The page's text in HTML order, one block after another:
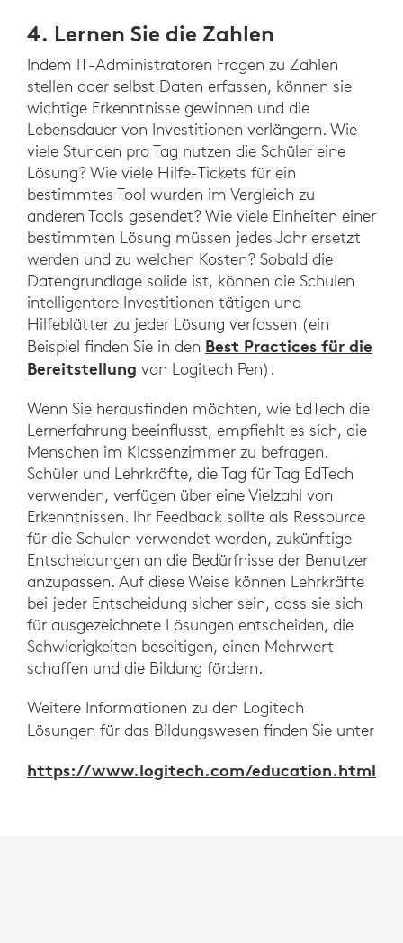
4. Lernen Sie die Zahlen
Indem IT-Administratoren Fragen zu Zahlen
stellen oder selbst Daten erfassen, können sie
wichtige Erkenntnisse gewinnen und die
Lebensdauer von Investitionen verlängern. Wie
viele Stunden pro Tag nutzen die Schüler eine
Lösung? Wie viele Hilfe-Tickets für ein
bestimmtes Tool wurden im Vergleich zu
anderen Tools gesendet? Wie viele Einheiten einer
bestimmten Lösung müssen jedes Jahr ersetzt
werden und zu welchen Kosten? Sobald die
Datengrundlage solide ist, können die Schulen
intelligentere Investitionen tätigen und
Hilfeblätter zu jeder Lösung verfassen (ein
Beispiel finden Sie in den Best Practices für die
Bereitstellung von Logitech Pen).
Wenn Sie herausfinden möchten, wie EdTech die
Lernerfahrung beeinflusst, empfiehlt es sich, die
Menschen im Klassenzimmer zu befragen.
Schüler und Lehrkräfte, die Tag für Tag EdTech
verwenden, verfügen über eine Vielzahl von
Erkenntnissen. Ihr Feedback sollte als Ressource
für die Schulen verwendet werden, zukünftige
Entscheidungen an die Bedürfnisse der Benutzer
anzupassen. Auf diese Weise können Lehrkräfte
bei jeder Entscheidung sicher sein, dass sie sich
für ausgezeichnete Lösungen entscheiden, die
Schwierigkeiten beseitigen, einen Mehrwert
schaffen und die Bildung fördern.
Weitere Informationen zu den Logitech
Lösungen für das Bildungswesen finden Sie unter
https://www.logitech.com/education.html